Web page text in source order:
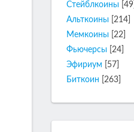
Стейблкоины [49]
Альткоины [214]
Мемкоины [22]
Фьючерсы [24]
Эфириум
[57]
Биткоин
[263]